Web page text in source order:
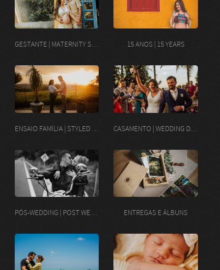
GESTANTE | MATERNITY SESSION 15 ANOS | 15 YEARS
ENSAIO FAMÍLIA | STYLED FAMILY SESSION CASAMENTO | WEDDING DAY
PÓS-WEDDING | POST WEDDING SESSION ENTREGAS E ÁLBUNS